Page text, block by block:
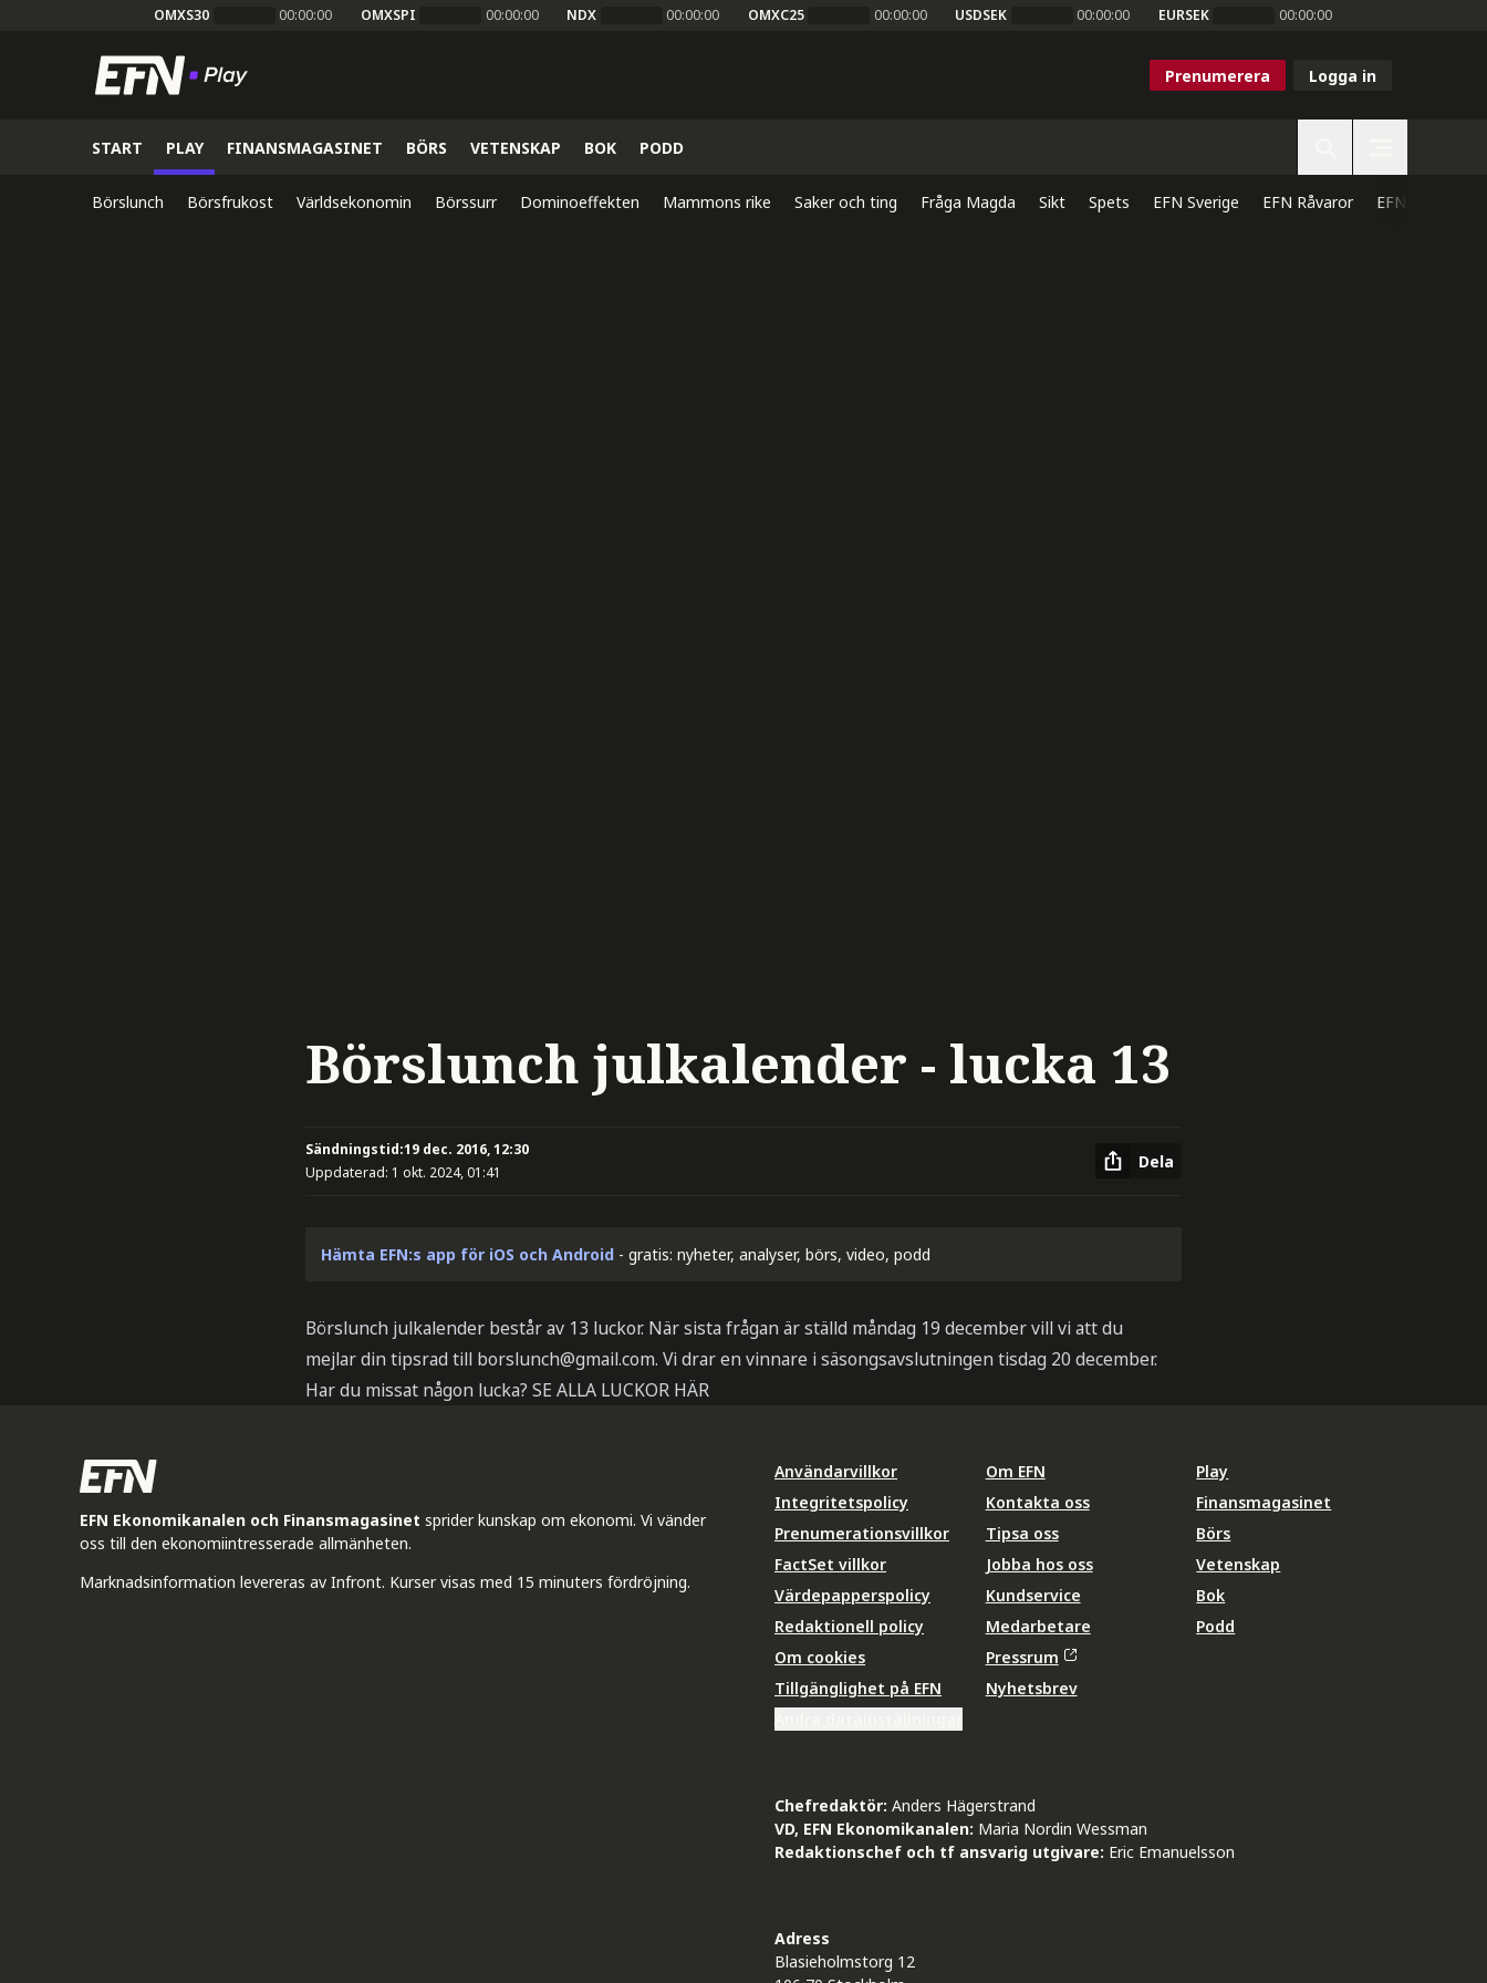
OMXS30 00:00:00 OMXSPI 00:00:00 NDX 00:00:00 OMXC25 00:00:00 USDSEK 00:00:00 EURSEK 00:00:00
Prenumerera Logga in
START PLAY FINANSMAGASINET BÖRS VETENSKAP BOK PODD
Börslunch Börsfrukost Världsekonomin Börssurr Dominoeffekten Mammons rike Saker och ting Fråga Magda Sikt Spets EFN Sverige EFN Råvaror EFN Direkt
Börslunch julkalender - lucka 13
Sändningstid:19 dec. 2016, 12:30
Uppdaterad: 1 okt. 2024, 01:41
Dela
Hämta EFN:s app för iOS och Android - gratis: nyheter, analyser, börs, video, podd
Börslunch julkalender består av 13 luckor. När sista frågan är ställd måndag 19 december vill vi att du
mejlar din tipsrad till borslunch@gmail.com. Vi drar en vinnare i säsongsavslutningen tisdag 20 december.
Har du missat någon lucka? SE ALLA LUCKOR HÄR
EFN Ekonomikanalen och Finansmagasinet sprider kunskap om ekonomi. Vi vänder
oss till den ekonomiintresserade allmänheten.
Marknadsinformation levereras av Infront. Kurser visas med 15 minuters fördröjning.
Användarvillkor
Integritetspolicy
Prenumerationsvillkor
FactSet villkor
Värdepapperspolicy
Redaktionell policy
Om cookies
Tillgänglighet på EFN
Om EFN
Kontakta oss
Tipsa oss
Jobba hos oss
Kundservice
Medarbetare
Pressrum
Nyhetsbrev
Play
Finansmagasinet
Börs
Vetenskap
Bok
Podd
Chefredaktör: Anders Hägerstrand
VD, EFN Ekonomikanalen: Maria Nordin Wessman
Redaktionschef och tf ansvarig utgivare: Eric Emanuelsson
Adress
Blasieholmstorg 12